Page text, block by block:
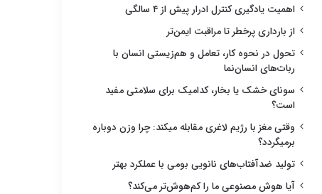
اهمیت یادگیری کنترل ادرار پیش از ۴ سالگی
از بارداری پرخطر تا مراقبت ایمن‌تر
تحول در نحوه کار، تعامل و هم‌زیستی انسان با
ربات‌های انسان‌نما
سونای خشک یا بخار، کدامیک برای سلامتی مفید
است؟
وقتی مغز با رژیم لاغری مقابله میکند: چرا وزن دوباره
برمیگردد؟
تولید ضدآفتاب‌های نانویی بومی با عملکرد بهتر
آیا هوش مصنوعی ما را کم‌هوش‌تر می‌کند؟